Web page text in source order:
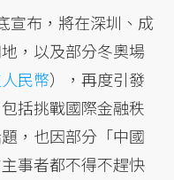
宣布，將在深圳、成
，以及部分冬奧場
民幣），再度引發
括挑戰國際金融秩
，也因部分「中國
事者都不得不趕快